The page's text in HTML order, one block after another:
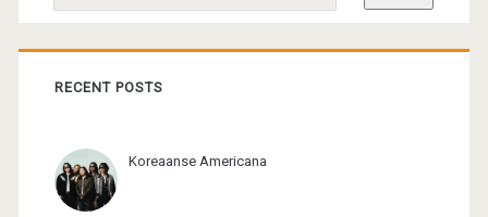
RECENT POSTS
Koreaanse Americana